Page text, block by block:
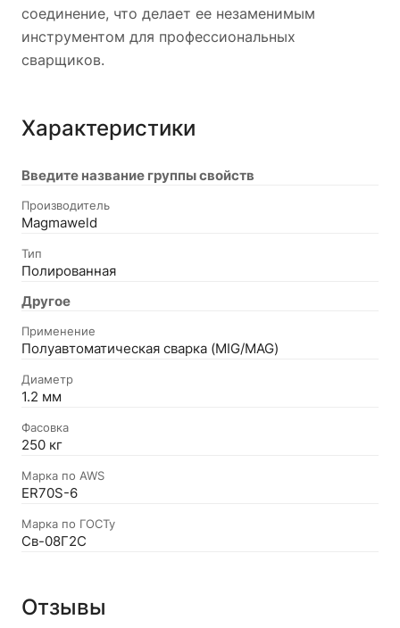
соединение, что делает ее незаменимым
инструментом для профессиональных
сварщиков.
Характеристики
Введите название группы свойств
Производитель
Magmaweld
Тип
Полированная
Другое
Применение
Полуавтоматическая сварка (MIG/MAG)
Диаметр
1.2 мм
Фасовка
250 кг
Марка по AWS
ER70S-6
Марка по ГОСТу
Св-08Г2С
Отзывы